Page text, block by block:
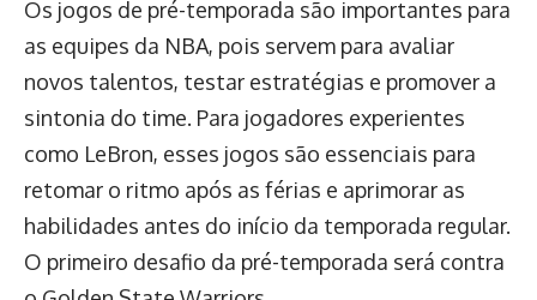
Os jogos de pré-temporada são importantes para
as equipes da NBA, pois servem para avaliar
novos talentos, testar estratégias e promover a
sintonia do time. Para jogadores experientes
como LeBron, esses jogos são essenciais para
retomar o ritmo após as férias e aprimorar as
habilidades antes do início da temporada regular.
O primeiro desafio da pré-temporada será contra